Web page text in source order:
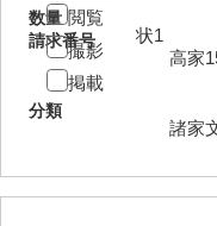
国光家文書
熊谷家文書
請求番号
高家
分類
諸家
数量
状1
閲覧
撮影
掲載